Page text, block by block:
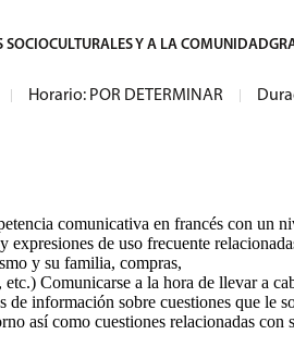
SOCIOCULTURALES Y A LA COMUNIDAD
Horario: POR DETERMINAR
comunicativa en francés con un
de uso frecuente
y su familia, compras,
Comunicarse a la hora de llevar a
de información sobre cuestiones que le
así como cuestiones relacionadas con